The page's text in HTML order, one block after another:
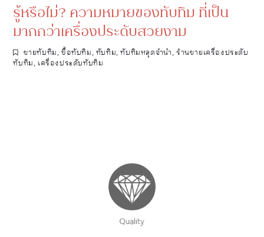
รู้หรือไม่? ความหมายของทับทิม ที่เป็น
มากกว่าเครื่องประดับสวยงาม
ขายทับทิม,ซื้อทับทิม, ทับทิม,ทับทิมหลุดจำนำ,ร้านขายเครื่องประดับ
ทับทิม, เครื่องประดับทับทิม